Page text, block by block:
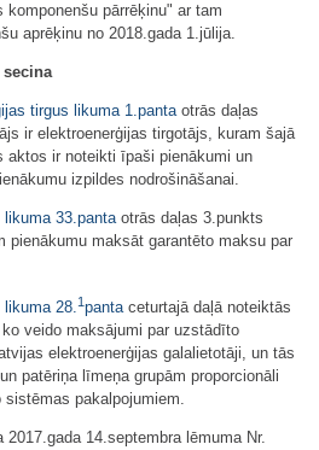
komponenšu pārrēķinu" ar tam
aprēķinu no 2018.gada 1.jūlija.
secina
tirgus likuma 1.pantaotrās daļas
ir elektroenerģijas tirgotājs, kuram šajā
aktos ir noteikti īpaši pienākumi un
izpildes nodrošināšanai.
likuma 33.pantaotrās daļas 3.punkts
pienākumu maksāt garantēto maksu par
likuma 28.1pantaceturtajā daļā noteiktās
veido maksājumi par uzstādīto
elektroenerģijas galalietotāji, un tās
patēriņa līmeņa grupām proporcionāli
pakalpojumiem.
14.septembra lēmuma Nr.